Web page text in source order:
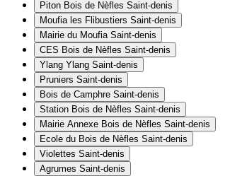
Piton Bois de Nèfles Saint-denis
Moufia les Flibustiers Saint-denis
Mairie du Moufia Saint-denis
CES Bois de Nèfles Saint-denis
Ylang Ylang Saint-denis
Pruniers Saint-denis
Bois de Camphre Saint-denis
Station Bois de Nèfles Saint-denis
Mairie Annexe Bois de Nèfles Saint-denis
Ecole du Bois de Nèfles Saint-denis
Violettes Saint-denis
Agrumes Saint-denis